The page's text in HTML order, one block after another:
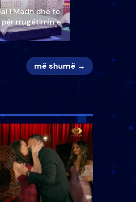
i Madh dhe të
rrugëtimin e
më shumë →